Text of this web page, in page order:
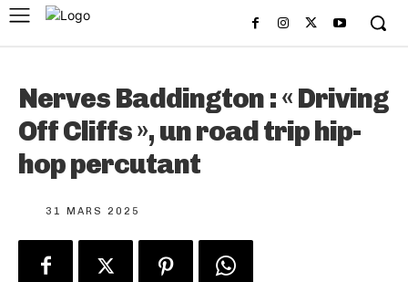
Nerves Baddington : « Driving
Off Cliffs », un road trip hip-
hop percutant
31 MARS 2025